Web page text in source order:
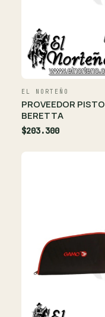
EL NORTEÑO
PROVEEDOR
BERETTA
$203.300